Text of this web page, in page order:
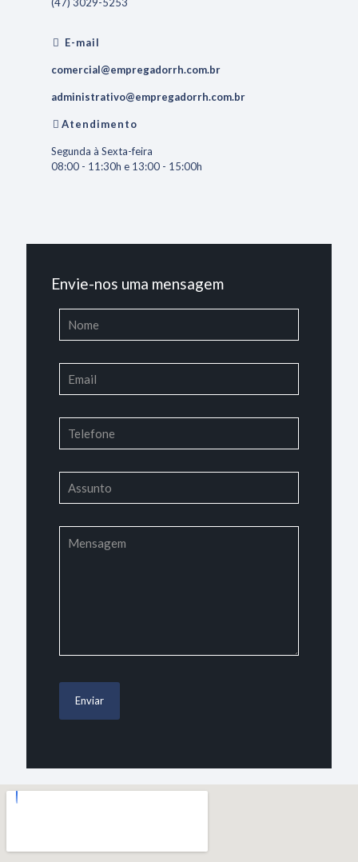
E-mail
comercial@empregadorrh.com.br
administrativo@empregadorrh.com.br
Atendimento
Segunda à Sexta-feira
08:00 - 11:30h e 13:00 - 15:00h
Envie-nos uma mensagem